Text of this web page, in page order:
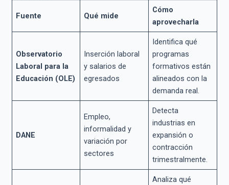
Fuente Qué mide
Cómo
aprovecharla
Observatorio
Laboral para la
Educación (OLE)
Inserción laboral
y salarios de
egresados
Identifica qué
programas
formativos están
alineados con la
demanda real.
DANE
Empleo,
informalidad y
variación por
sectores
Detecta
industrias en
expansión o
contracción
trimestralmente.
Analiza qué